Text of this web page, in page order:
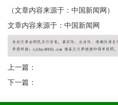
（文章内容来源于：中国新闻网）
文章内容来源于：中国新闻网
上一篇：
下一篇：